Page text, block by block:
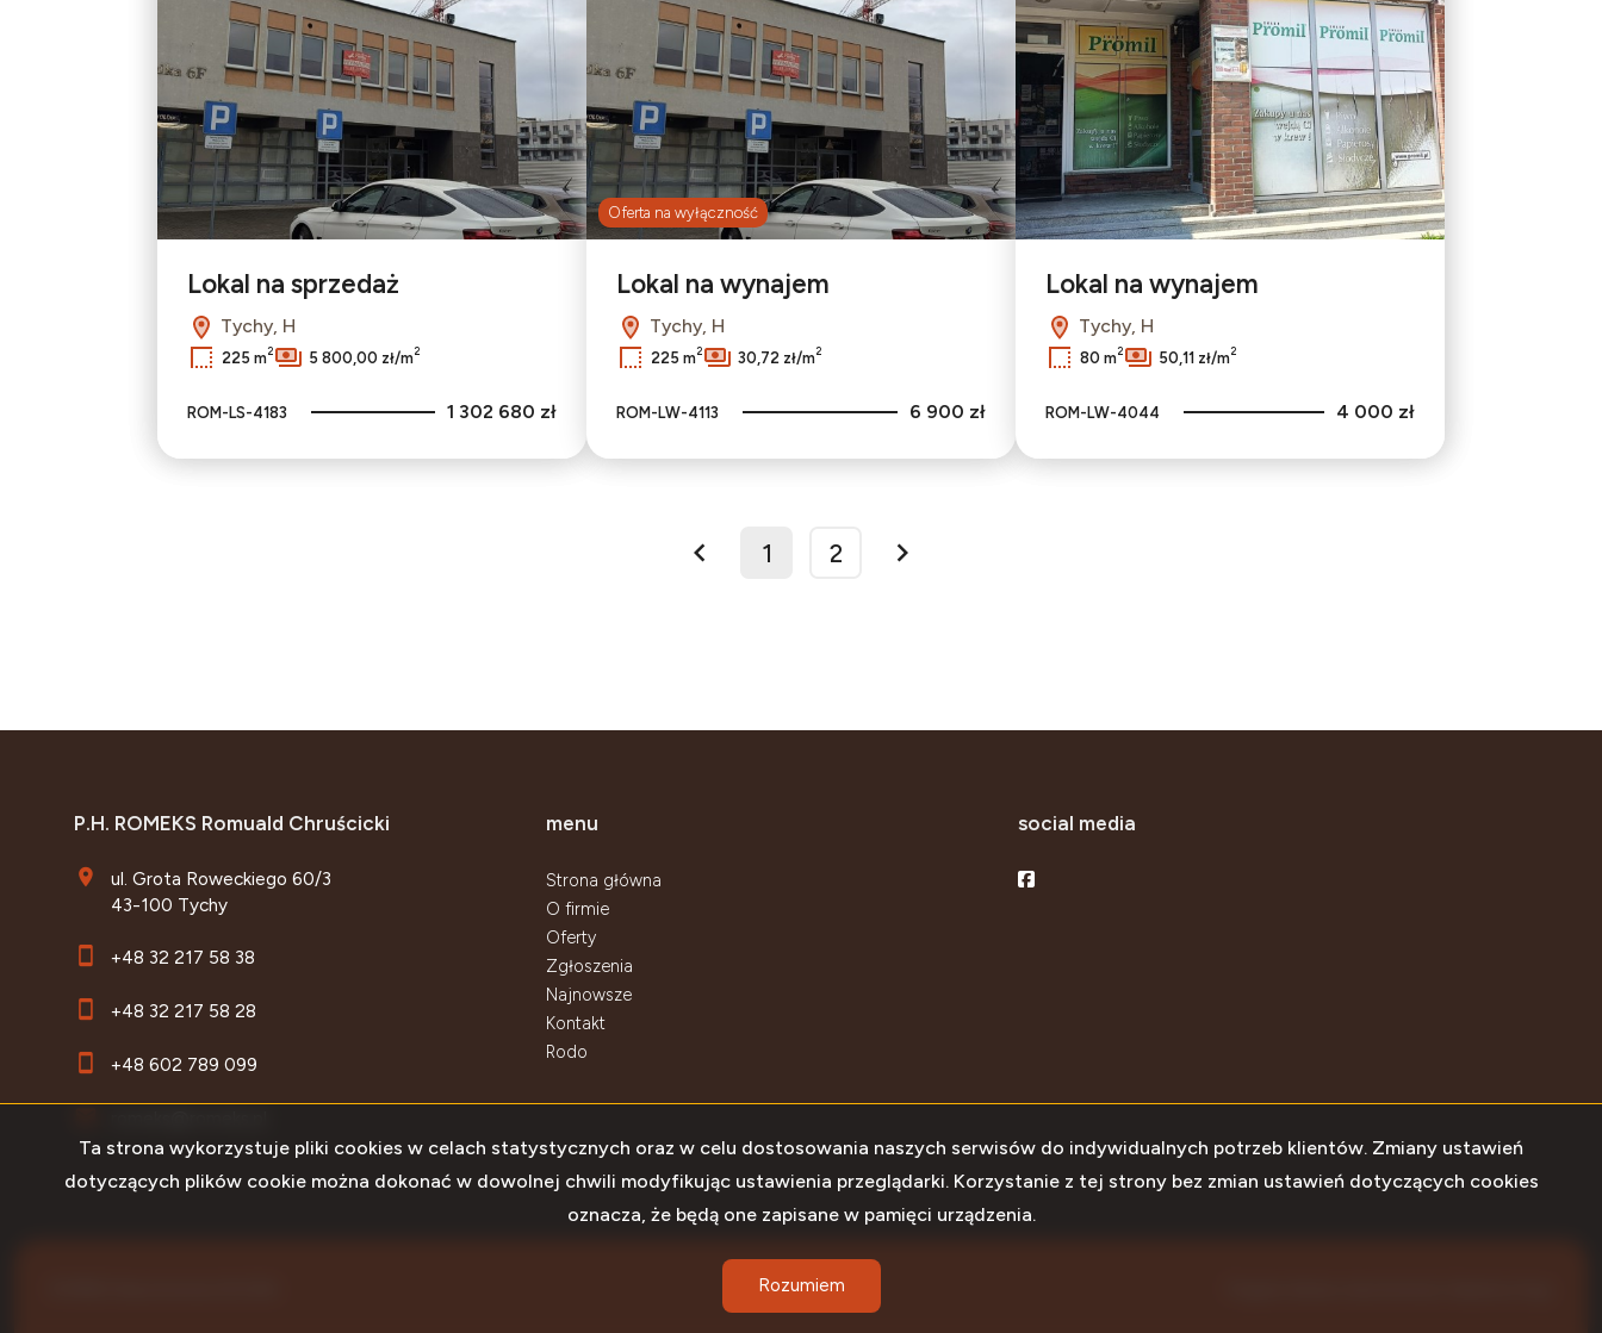
Lokal na sprzedaż
Tychy, H
225 m2 5 800,00 zł/m2
ROM-LS-4183 1 302 680 zł
Oferta na wyłączność
Lokal na wynajem
Tychy, H
225 m2 30,72 zł/m2
ROM-LW-4113 6 900 zł
Lokal na wynajem
Tychy, H
80 m2 50,11 zł/m2
ROM-LW-4044 4 000 zł
prev
1 2
next
P.H. ROMEKS Romuald Chruścicki
ul. Grota Roweckiego 60/3
43-100 Tychy
+48 32 217 58 38
+48 32 217 58 28
+48 602 789 099
menu
Strona główna
O firmie
Oferty
Zgłoszenia
Najnowsze
Kontakt
Rodo
social media
Facebook
Ta strona wykorzystuje pliki cookies w celach statystycznych oraz w celu dostosowania naszych serwisów do indywidualnych potrzeb klientów. Zmiany ustawień
dotyczących plików cookie można dokonać w dowolnej chwili modyfikując ustawienia przeglądarki. Korzystanie z tej strony bez zmian ustawień dotyczących cookies
oznacza, że będą one zapisane w pamięci urządzenia.
Rozumiem